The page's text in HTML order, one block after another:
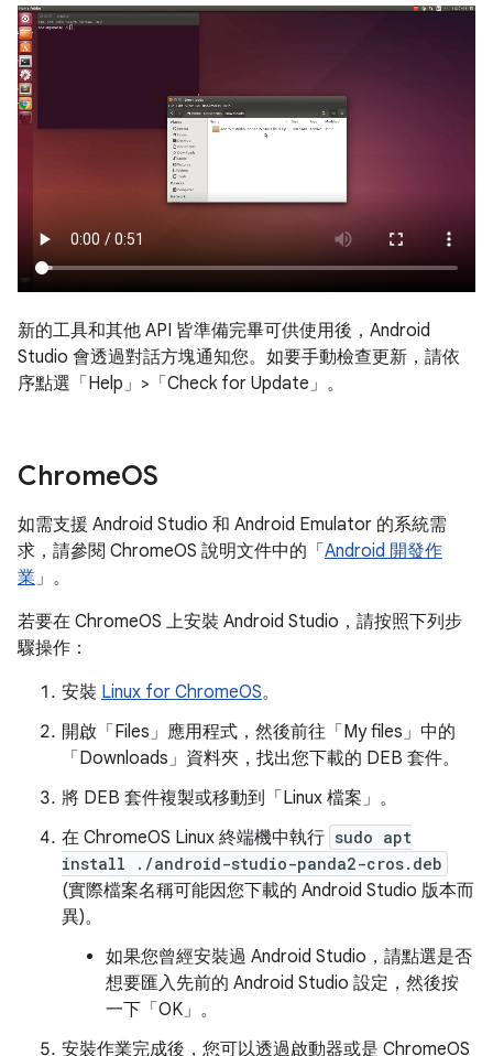
新的工具和其他 API 皆準備完畢可供使用後，Android
Studio 會透過對話方塊通知您。如要手動檢查更新，請依
序點選「Help」>「Check for Update」 。
ChromeOS
如需支援 Android Studio 和 Android Emulator 的系統需
求，請參閱 ChromeOS 說明文件中的「 Android 開發作
業」。
若要在 ChromeOS 上安裝 Android Studio，請按照下列步
驟操作：
安裝 Linux for ChromeOS。
開啟「Files」 應用程式，然後前往「My files」 中的
「Downloads」 資料夾，找出您下載的 DEB 套件。
將 DEB 套件複製或移動到「Linux 檔案」 。
在 ChromeOS Linux 終端機中執行 sudo apt
install ./android-studio-panda2-cros.deb
(實際檔案名稱可能因您下載的 Android Studio 版本而
異)。
如果您曾經安裝過 Android Studio，請點選是否
想要匯入先前的 Android Studio 設定，然後按
一下「OK」 。
安裝作業完成後，您可以透過啟動器或是 ChromeOS